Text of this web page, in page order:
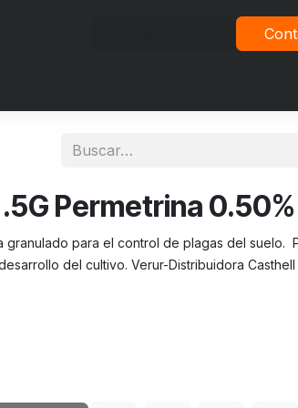
.5G Permetrina
granulado para el control de plagas del suelo.
del cultivo. Verur-Distribuidora Casthell